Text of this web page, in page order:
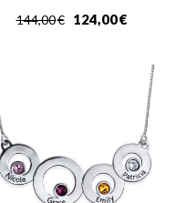
€
144,00 €
124,00